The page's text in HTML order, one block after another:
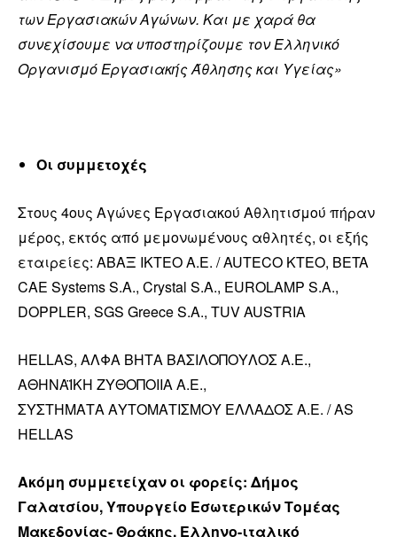
των Εργασιακών Αγώνων. Και με χαρά θα
συνεχίσουμε να υποστηρίζουμε τον Ελληνικό
Οργανισμό Εργασιακής Άθλησης και Υγείας»
Οι συμμετοχές
Στους 4ους Αγώνες Εργασιακού Αθλητισμού πήραν
μέρος, εκτός από μεμονωμένους αθλητές, οι εξής
εταιρείες: ΑΒΑΞ ΙΚΤΕΟ Α.Ε. / AUTECO KTEO, BETA
CAE Systems S.A., Crystal S.A., EUROLAMP S.A.,
DOPPLER, SGS Greece S.A., TUV AUSTRIA
HELLAS, ΑΛΦΑ ΒΗΤΑ ΒΑΣΙΛΟΠΟΥΛΟΣ Α.Ε.,
ΑΘΗΝΑΪΚΗ ΖΥΘΟΠΟΙΙΑ A.E.,
ΣΥΣΤΗΜΑΤΑ ΑΥΤΟΜΑΤΙΣΜΟΥ ΕΛΛΑΔΟΣ Α.Ε. / AS
HELLAS
Ακόμη συμμετείχαν οι φορείς: Δήμος
Γαλατσίου, Υπουργείο Εσωτερικών Τομέας
Μακεδονίας- Θράκης, Ελληνο-ιταλικό